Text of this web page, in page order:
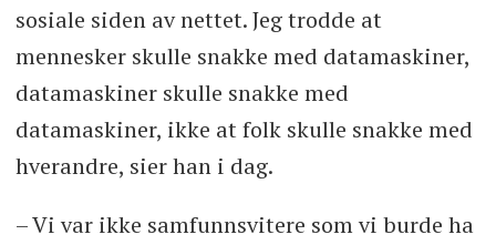
sosiale siden av nettet. Jeg trodde at
mennesker skulle snakke med datamaskiner,
datamaskiner skulle snakke med
datamaskiner, ikke at folk skulle snakke med
hverandre, sier han i dag.
– Vi var ikke samfunnsvitere som vi burde ha